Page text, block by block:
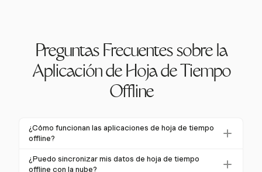
Preguntas Frecuentes sobre la
Aplicación de Hoja de Tiempo
Offline
¿Cómo funcionan las aplicaciones de hoja de tiempo
offline?
Las aplicaciones de hoja de tiempo offline almacenan
las entradas de tiempo en el dispositivo cuando no
¿Puedo sincronizar mis datos de hoja de tiempo
offline con la nube?